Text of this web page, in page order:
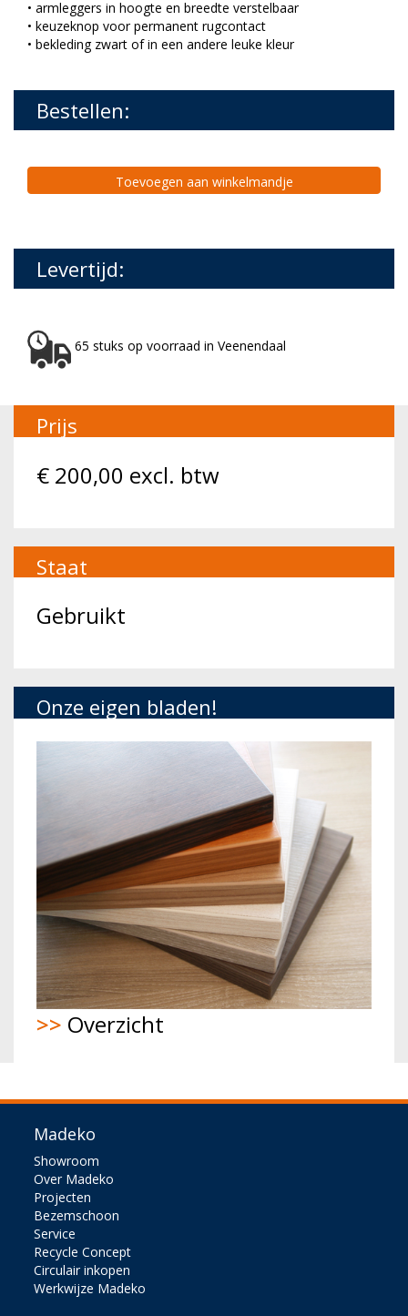
• armleggers in hoogte en breedte verstelbaar
• keuzeknop voor permanent rugcontact
• bekleding zwart of in een andere leuke kleur
Bestellen:
Toevoegen aan winkelmandje
Levertijd:
65 stuks op voorraad in Veenendaal
Prijs
€ 200,00 excl. btw
Staat
Gebruikt
Onze eigen bladen!
>> Overzicht
Madeko
Showroom
Over Madeko
Projecten
Bezemschoon
Service
Recycle Concept
Circulair inkopen
Werkwijze Madeko